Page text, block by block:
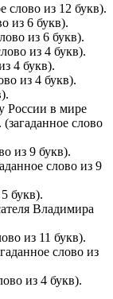
слово из 12 букв).
из 6 букв).
из 6 букв).
из 4 букв).
4 букв).
из 4 букв).
России в мире
слово
из 9 букв).
слово из 9
букв).
Владимира
из 11 букв).
слово из
из 4 букв).